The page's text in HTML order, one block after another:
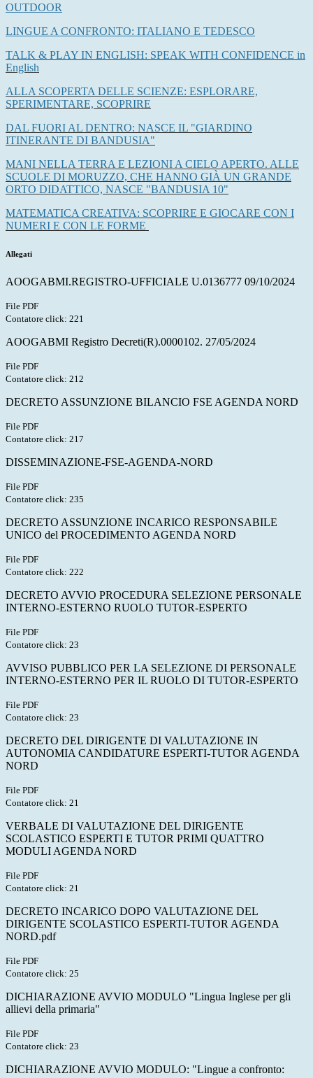
OUTDOOR
LINGUE A CONFRONTO: ITALIANO E TEDESCO
TALK & PLAY IN ENGLISH: SPEAK WITH CONFIDENCE in
English
ALLA SCOPERTA DELLE SCIENZE: ESPLORARE,
SPERIMENTARE, SCOPRIRE
DAL FUORI AL DENTRO: NASCE IL "GIARDINO
ITINERANTE DI BANDUSIA"
MANI NELLA TERRA E LEZIONI A CIELO APERTO. ALLE
SCUOLE DI MORUZZO, CHE HANNO GIÀ UN GRANDE
ORTO DIDATTICO, NASCE "BANDUSIA 10"
MATEMATICA CREATIVA: SCOPRIRE E GIOCARE CON I
NUMERI E CON LE FORME
Allegati
AOOGABMI.REGISTRO-UFFICIALE U.0136777 09/10/2024
File PDF
Contatore click: 221
AOOGABMI Registro Decreti(R).0000102. 27/05/2024
File PDF
Contatore click: 212
DECRETO ASSUNZIONE BILANCIO FSE AGENDA NORD
File PDF
Contatore click: 217
DISSEMINAZIONE-FSE-AGENDA-NORD
File PDF
Contatore click: 235
DECRETO ASSUNZIONE INCARICO RESPONSABILE
UNICO del PROCEDIMENTO AGENDA NORD
File PDF
Contatore click: 222
DECRETO AVVIO PROCEDURA SELEZIONE PERSONALE
INTERNO-ESTERNO RUOLO TUTOR-ESPERTO
File PDF
Contatore click: 23
AVVISO PUBBLICO PER LA SELEZIONE DI PERSONALE
INTERNO-ESTERNO PER IL RUOLO DI TUTOR-ESPERTO
File PDF
Contatore click: 23
DECRETO DEL DIRIGENTE DI VALUTAZIONE IN
AUTONOMIA CANDIDATURE ESPERTI-TUTOR AGENDA
NORD
File PDF
Contatore click: 21
VERBALE DI VALUTAZIONE DEL DIRIGENTE
SCOLASTICO ESPERTI E TUTOR PRIMI QUATTRO
MODULI AGENDA NORD
File PDF
Contatore click: 21
DECRETO INCARICO DOPO VALUTAZIONE DEL
DIRIGENTE SCOLASTICO ESPERTI-TUTOR AGENDA
NORD.pdf
File PDF
Contatore click: 25
DICHIARAZIONE AVVIO MODULO "Lingua Inglese per gli
allievi della primaria"
File PDF
Contatore click: 23
DICHIARAZIONE AVVIO MODULO: "Lingue a confronto: